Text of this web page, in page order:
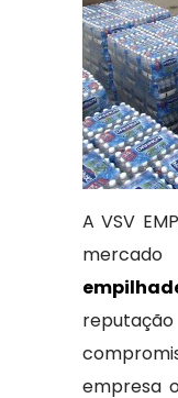
A VSV
empresa